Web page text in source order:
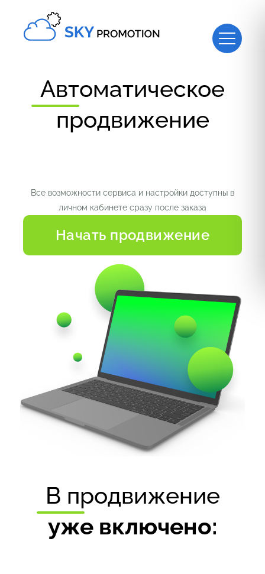
Автоматическое
продвижение
Все возможности сервиса и настройки доступны в
личном кабинете сразу после заказа
Начать продвижение
В продвижение
уже включено: